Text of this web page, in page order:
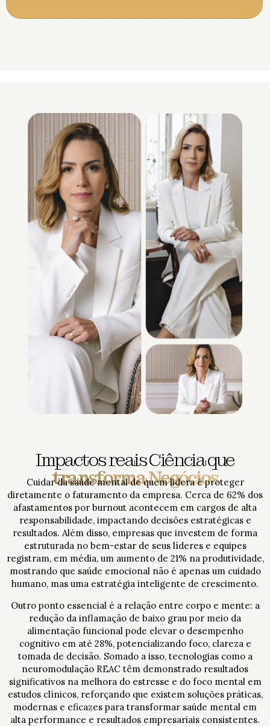
Impactos reais Ciência que
transforma Negócios
Cuidar da saúde mental de quem lidera é proteger
diretamente o faturamento da empresa. Cerca de 62% dos
afastamentos por burnout acontecem em cargos de alta
responsabilidade, impactando decisões estratégicas e
resultados. Além disso, empresas que investem de forma
estruturada no bem-estar de seus líderes e equipes
registram, em média, um aumento de 21% na produtividade,
mostrando que saúde emocional não é apenas um cuidado
humano, mas uma estratégia inteligente de crescimento.
Outro ponto essencial é a relação entre corpo e mente: a
redução da inflamação de baixo grau por meio da
alimentação funcional pode elevar o desempenho
cognitivo em até 28%, potencializando foco, clareza e
tomada de decisão. Somado a isso, tecnologias como a
neuromodulação REAC têm demonstrado resultados
significativos na melhora do estresse e do foco mental em
estudos clínicos, reforçando que existem soluções práticas,
modernas e eficazes para transformar saúde mental em
alta performance e resultados empresariais consistentes.